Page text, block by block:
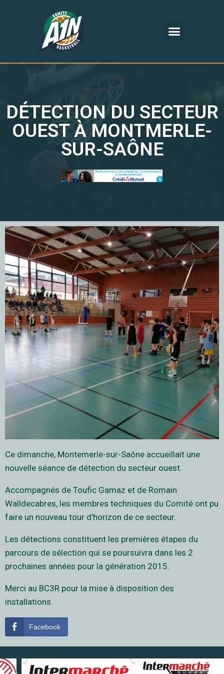
DÉTECTION DU SECTEUR
OUEST À MONTMERLE-
SUR-SAÔNE
Ce dimanche, Montemerle-sur-Saône accueillait une
nouvelle séance de détection du secteur ouest.
Accompagnés de Toufic Gamaz et de Romain
Walldecabres, les membres techniques du Comité ont pu
faire un nouveau tour d’horizon de ce secteur.
Les détections constituent les premières étapes du
parcours de sélection qui se poursuivra dans les 2
prochaines années pour la génération 2015.
Merci au BC3R pour la mise à disposition des
installations.
Facebook